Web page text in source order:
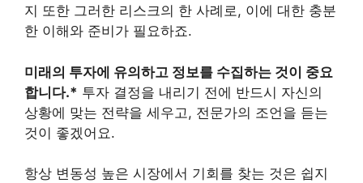
지 또한 그러한 리스크의 한 사례로, 이에 대한 충분
한 이해와 준비가 필요하죠.
미래의 투자에 유의하고 정보를 수집하는 것이 중요
합니다.* 투자 결정을 내리기 전에 반드시 자신의
상황에 맞는 전략을 세우고, 전문가의 조언을 듣는
것이 좋겠어요.
항상 변동성 높은 시장에서 기회를 찾는 것은 쉽지